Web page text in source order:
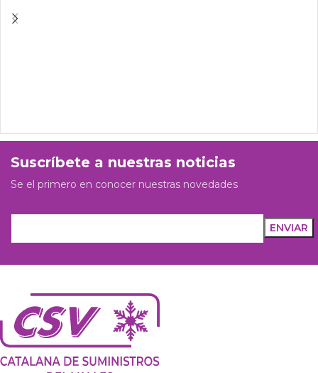
Suscríbete a nuestras noticias
Se el primero en conocer nuestras novedades